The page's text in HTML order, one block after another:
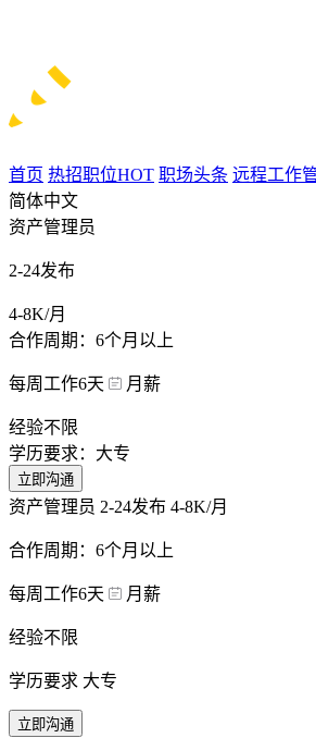
首页 热招职位HOT 职场头条 远程工作
简体中文
资产管理员
2-24发布
4-8K/月
合作周期：6个月以上
每周工作6天 月薪
经验不限
学历要求：大专
立即沟通
资产管理员 2-24发布 4-8K/月
合作周期：6个月以上
每周工作6天 月薪
经验不限
学历要求 大专
立即沟通